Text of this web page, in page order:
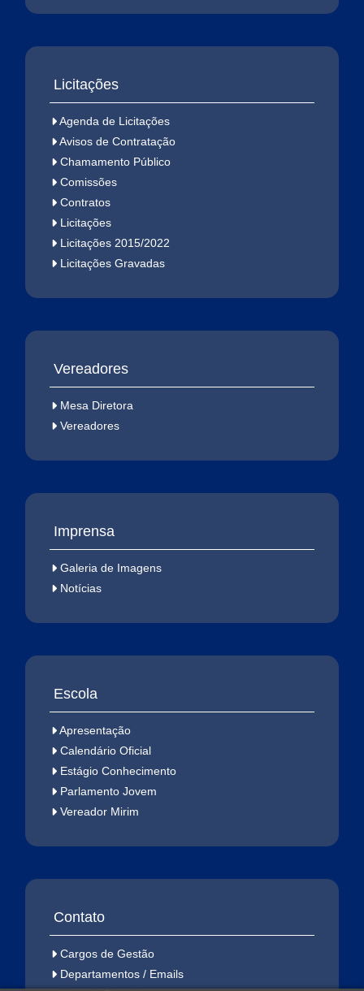
Licitações
Agenda de Licitações
Avisos de Contratação
Chamamento Público
Comissões
Contratos
Licitações
Licitações 2015/2022
Licitações Gravadas
Vereadores
Mesa Diretora
Vereadores
Imprensa
Galeria de Imagens
Notícias
Escola
Apresentação
Calendário Oficial
Estágio Conhecimento
Parlamento Jovem
Vereador Mirim
Contato
Cargos de Gestão
Departamentos / Emails